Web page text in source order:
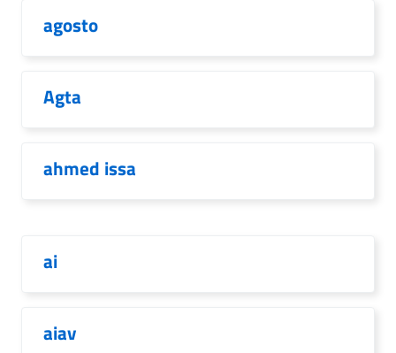
agosto
Agta
ahmed issa
ai
aiav